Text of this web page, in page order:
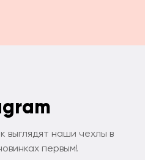
выглядят наши чехлы в
первым!